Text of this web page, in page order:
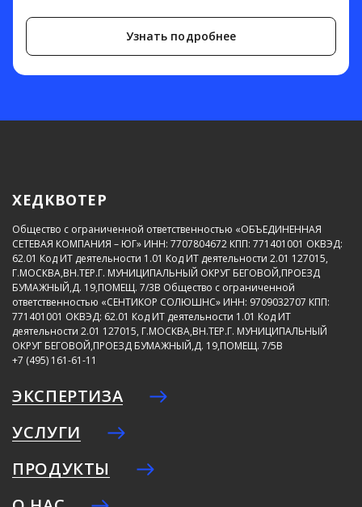
Узнать подробнее
ХЕДКВОТЕР
Общество с ограниченной ответственностью «ОБЪЕДИНЕННАЯ
СЕТЕВАЯ КОМПАНИЯ – ЮГ» ИНН: 7707804672 КПП: 771401001 ОКВЭД:
62.01 Код ИТ деятельности 1.01 Код ИТ деятельности 2.01 127015,
Г.МОСКВА,ВН.ТЕР.Г. МУНИЦИПАЛЬНЫЙ ОКРУГ БЕГОВОЙ,ПРОЕЗД
БУМАЖНЫЙ,Д. 19,ПОМЕЩ. 7/3В Общество с ограниченной
ответственностью «СЕНТИКОР СОЛЮШНС» ИНН: 9709032707 КПП:
771401001 ОКВЭД: 62.01 Код ИТ деятельности 1.01 Код ИТ
деятельности 2.01 127015, Г.МОСКВА,ВН.ТЕР.Г. МУНИЦИПАЛЬНЫЙ
ОКРУГ БЕГОВОЙ,ПРОЕЗД БУМАЖНЫЙ,Д. 19,ПОМЕЩ. 7/5В
+7 (495) 161-61-11
ЭКСПЕРТИЗА
УСЛУГИ
ПРОДУКТЫ